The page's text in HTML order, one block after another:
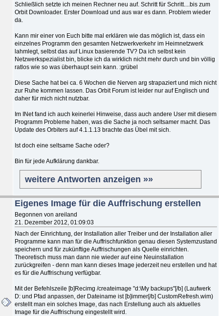
Schließlich setzte ich meinen Rechner neu auf. Schritt für Schritt....bis zum
Orbit Downloader. Erster Download und aus war es dann. Problem wieder
da.
Kann mir einer von Euch bitte mal erklären wie das möglich ist, dass ein
einzelnes Programm den gesamten Netzwerkverkehr im Heimnetzwerk
lahmlegt, selbst das auf Linux basierende TV? Da ich selbst kein
Netzwerkspezialist bin, blicke ich da wirklich nicht mehr durch und bin völlig
ratlos wie so was überhaupt sein kann. :grübel
Diese Sache hat bei ca. 6 Wochen die Nerven arg strapaziert und mich nicht
zur Ruhe kommen lassen. Das Orbit Forum ist leider nur auf Englisch und
daher für mich nicht nutzbar.
Im INet fand ich auch keinerlei Hinweise, dass auch andere User mit diesem
Programm Probleme haben, was die Sache ja noch seltsamer macht. Das
Update des Orbiters auf 4.1.1.13 brachte das Übel mit sich.
Ist doch eine seltsame Sache oder?
Bin für jede Aufklärung dankbar.
weitere Antworten anzeigen »»
Eigenes Image für die Auffrischung erstellen
Begonnen von areiland
21. Dezember 2012, 01:09:03
Nach der Einrichtung, der Installation aller Treiber und der Installation aller
Programme kann man für die Auffrischfunktion genau diesen Systemzustand
speichern und für zukünftige Auffrischungen als Quelle einrichten.
Theoretisch muss man dann nie wieder auf eine Neuinstallation
zurückgreifen - denn man kann dieses Image jederzeit neu erstellen und hat
es für die Auffrischung verfügbar.
Mit der Befehlszeile [b]Recimg /createimage "d:\My backups"[/b] (Laufwerk
D: und Pfad anpassen, der Dateiname ist [b]immer[/b] CustomRefresh.wim)
erstellt man ein solches Image, das nach Erstellung auch als aktuelles
Image für die Auffrischung eingestellt wird.